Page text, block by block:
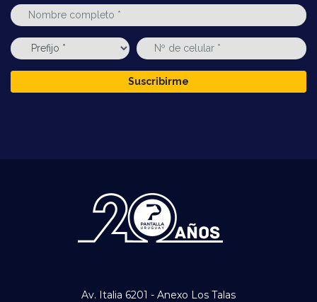
Suscribirme
Av. Italia 6201 - Anexo Los Talas